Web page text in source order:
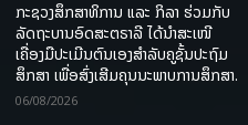
ກະຊວງສຶກສາທິການ ແລະ ກິລາ ຮ່ວມກັບ
ລັດຖະບານອົດສະຕຣາລີ ໄດ້ນຳສະເໜີ
ເຄື່ອງມືປະເມີນຕົນເອງສຳລັບຄູຊັ້ນປະຖົມ
ສຶກສາ ເພື່ອສົ່ງເສີມຄຸນນະພາບການສຶກສາ.
06/08/2026